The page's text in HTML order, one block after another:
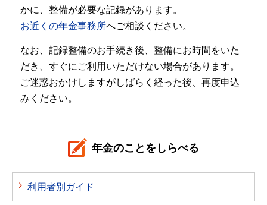
かに、整備が必要な記録があります。
お近くの年金事務所へご相談ください。
なお、記録整備のお手続き後、整備にお時間をいた
だき、すぐにご利用いただけない場合があります。
ご迷惑おかけしますがしばらく経った後、再度申込
みください。
年金のことをしらべる
利用者別ガイド